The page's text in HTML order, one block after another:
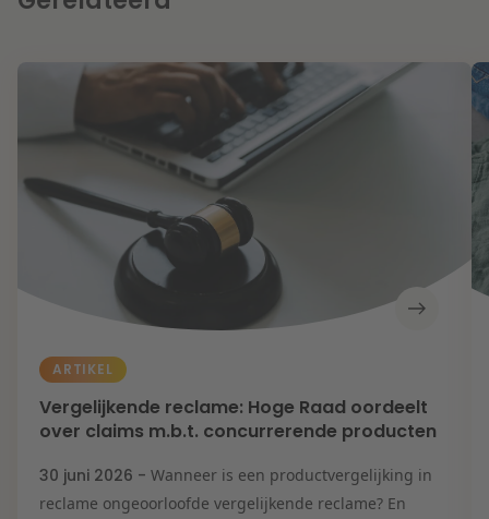
ARTIKEL
Vergelijkende reclame: Hoge Raad oordeelt
over claims m.b.t. concurrerende producten
30 juni 2026 - Wanneer is een productvergelijking in
reclame ongeoorloofde vergelijkende reclame? En